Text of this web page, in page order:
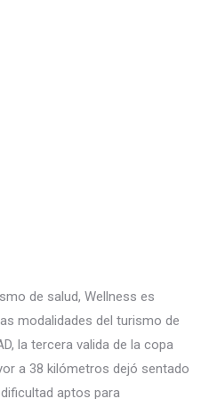
de salud, Wellness es
modalidades del turismo de
la tercera valida de la copa
a 38 kilómetros dejó sentado
aptos para